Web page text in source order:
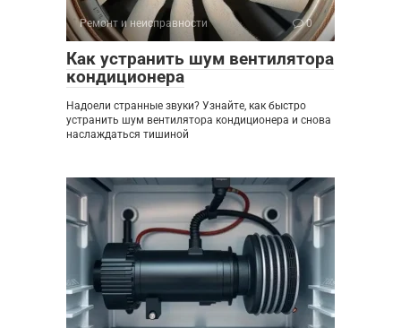
Ремонт и неисправности 0
Как устранить шум вентилятора
кондиционера
Надоели странные звуки? Узнайте, как быстро
устранить шум вентилятора кондиционера и снова
наслаждаться тишиной